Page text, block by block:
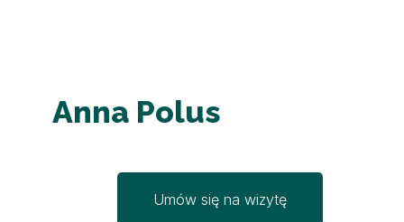
Anna Polus
Umów się na wizytę